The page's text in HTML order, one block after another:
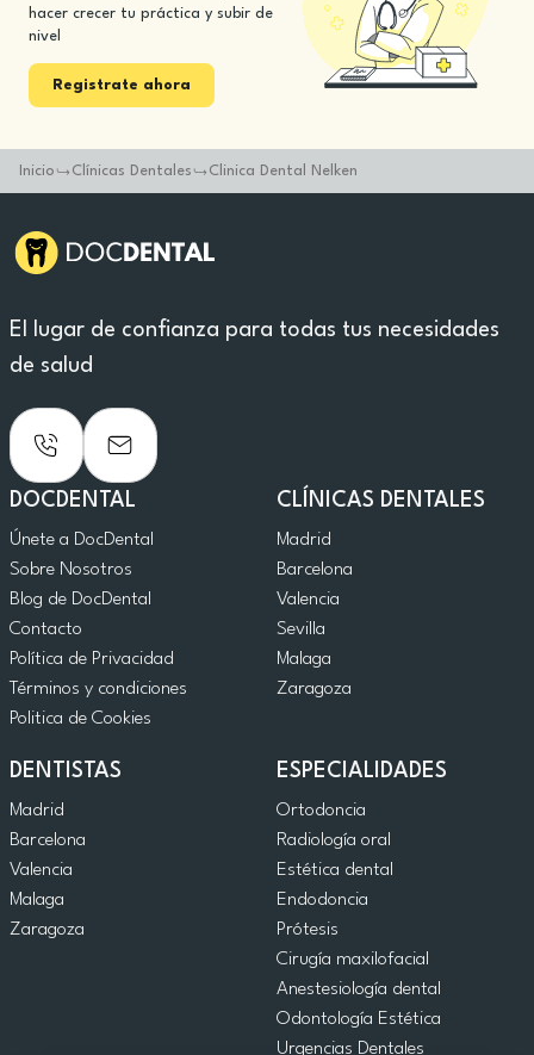
hacer crecer tu práctica y subir de
nivel
Registrate ahora
Inicio Clínicas Dentales Clinica Dental Nelken
El lugar de confianza para todas tus necesidades
de salud
DOCDENTAL
Únete a DocDental
Sobre Nosotros
Blog de DocDental
Contacto
Política de Privacidad
Términos y condiciones
Politica de Cookies
CLÍNICAS DENTALES
Madrid
Barcelona
Valencia
Sevilla
Malaga
Zaragoza
DENTISTAS
Madrid
Barcelona
Valencia
Malaga
Zaragoza
ESPECIALIDADES
Ortodoncia
Radiología oral
Estética dental
Endodoncia
Prótesis
Cirugía maxilofacial
Anestesiología dental
Odontología Estética
Urgencias Dentales